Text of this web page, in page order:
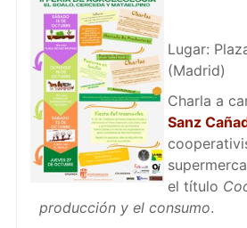
Lugar:
(Madrid)
Charla a
Sanz
el título
producción y el consumo.